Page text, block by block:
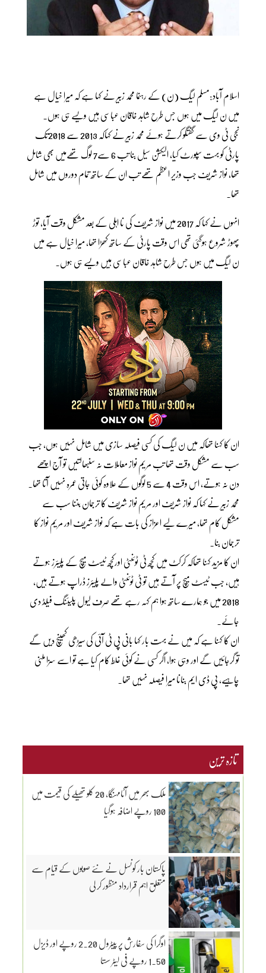
اسلام آباد:مسلم لیگ (ن) کے رہنما محمد زبیر نے کہا ہے کہ میرا خیال ہے
میں ن لیگ میں ہوں جس طرح شاہد خاقان عباسی ہیں ویسے ہی ہوں۔
نجی ٹی وی سے گفتگو کرتے ہوئے محمد زبیر نے کہاکہ 2013 سے 2018تک
پارٹی کو بہت سپورٹ کیا، الیکشن سیل بنا تب 6 سے7 لوگ تھےمیں بھی شامل
تھا، نواز شریف جب وزیر اعظم تھے تب ان کے ساتھ تمام دوروں میں شامل
تھا۔
انہوں نے کہا کہ 2017 میں نواز شریف کی نا اہلی کے بعد مشکل وقت آیا، توڑ
پھوڑ شروع ہوگئی تھی اس وقت پارٹی کے ساتھ کھڑا تھا، میرا خیال ہے میں
ن لیگ میں ہوں جس طرح شاہد خاقان عباسی ہیں ویسے ہی ہوں۔
ان کا کہنا تھاکہ میں ن لیگ کی کسی فیصلہ سازی میں شامل نہیں ہوں، جب
سب سے مشکل وقت تھا تب مریم نواز معاملات نہ سنبھالتیں تو آج اچھے
دن نہ ہوتے، اس وقت 4 سے 5 لوگوں کے علاوہ کوئی جاتی عمرہ نہیں آتا تھا۔
محمد زبیر نے کہا کہ نواز شریف اور مریم نواز شریف کا ترجمان بننا سب سے
مشکل کام تھا، میرے لیے اعزاز کی بات ہے کہ نواز شریف اور مریم نواز کا
ترجمان بنا۔
ان کا مزید کہنا تھاکہ کرکٹ میں کچھ ٹی ٹوئنٹی اورکچھ ٹیسٹ میچ کے پلیئرز ہوتے
ہیں، جب ٹیسٹ میچ پر آتے ہیں تو ٹی ٹوئنٹی والے پلیئرز ڈراپ ہوتے ہیں،
2018 میں جو ہمارے ساتھ ہوا ہم کہہ رہے تھے صرف لیول پلیئنگ فیلڈ دی
جائے۔
ان کا کہنا ہے کہ میں نے بہت بار کہا بانی پی ٹی آئی کی سیڑھی کھینچ دیں گے
تو گرجائیں گے اور وہی ہوا، اگر کسی نے کوئی غلط کام کیا ہے تو اسے سزا ملنی
چاہیے، پی ڈی ایم بنانا میرا فیصلہ نہیں تھا۔
تازہ ترین
ملک بھر میں آٹامہنگا، 20 کلو تھیلے کی قیمت میں
100 روپے اضافہ ہوگیا
پاکستان بار کونسل نے نئے صوبوں کے قیام سے
متعلق اہم قرارداد منظور کر لی
اوگرا کی سفارش پر پیٹرول 2.20 روپے اور ڈیزل
1.50 روپے فی لیٹر سستا